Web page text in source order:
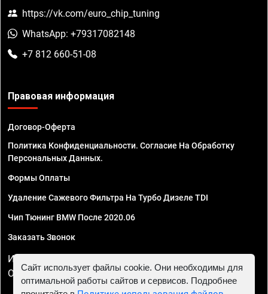
https://vk.com/euro_chip_tuning
WhatsApp: +79317082148
+7 812 660-51-08
Правовая информация
Договор-Оферта
Политика Конфиденциальности. Согласие На Обработку
Персональных Данных.
Формы Оплаты
Удаление Сажевого Фильтра На Турбо Дизеле TDI
Чип Тюнинг BMW После 2020.06
Заказать Звонок
ИП Смирнов Георгий Павлович. ИНН 781302555843,
ОГРНИП 324470400032610
Сайт использует файлы cookie. Они необходимы для
оптимальной работы сайтов и сервисов. Подробнее